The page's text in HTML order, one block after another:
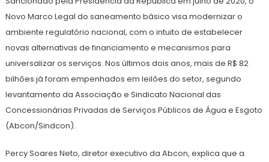
Novo Marco Legal do saneamento básico visa modernizar o
ambiente regulatório nacional, com o intuito de estabelecer
novas alternativas de financiamento e mecanismos para
universalizar os serviços. Nos últimos dois anos, mais de R$ 82
bilhões já foram empenhados em leilões do setor, segundo
levantamento da Associação e Sindicato Nacional das
Concessionárias Privadas de Serviços Públicos de Água e Esgoto
(Abcon/Sindcon).
Percy Soares Neto, diretor executivo da Abcon, explica que a